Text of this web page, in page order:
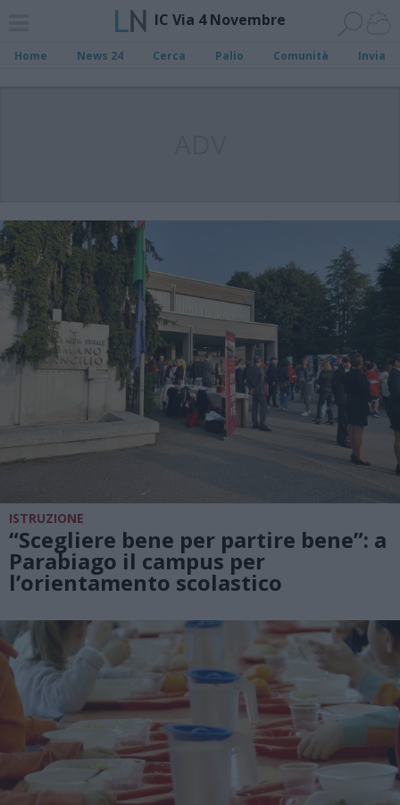
IC Via 4 Novembre
Home News 24 Cerca Palio Comunità Invia
ISTRUZIONE
“Scegliere bene per partire bene”: a
Parabiago il campus per
l’orientamento scolastico